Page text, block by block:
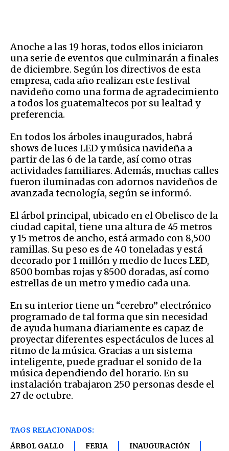
Anoche a las 19 horas, todos ellos iniciaron
una serie de eventos que culminarán a finales
de diciembre. Según los directivos de esta
empresa, cada año realizan este festival
navideño como una forma de agradecimiento
a todos los guatemaltecos por su lealtad y
preferencia.
En todos los árboles inaugurados, habrá
shows de luces LED y música navideña a
partir de las 6 de la tarde, así como otras
actividades familiares. Además, muchas calles
fueron iluminadas con adornos navideños de
avanzada tecnología, según se informó.
El árbol principal, ubicado en el Obelisco de la
ciudad capital, tiene una altura de 45 metros
y 15 metros de ancho, está armado con 8,500
ramillas. Su peso es de 40 toneladas y está
decorado por 1 millón y medio de luces LED,
8500 bombas rojas y 8500 doradas, así como
estrellas de un metro y medio cada una.
En su interior tiene un “cerebro” electrónico
programado de tal forma que sin necesidad
de ayuda humana diariamente es capaz de
proyectar diferentes espectáculos de luces al
ritmo de la música. Gracias a un sistema
inteligente, puede graduar el sonido de la
música dependiendo del horario. En su
instalación trabajaron 250 personas desde el
27 de octubre.
TAGS RELACIONADOS:
ÁRBOL GALLO
FERIA
INAUGURACIÓN